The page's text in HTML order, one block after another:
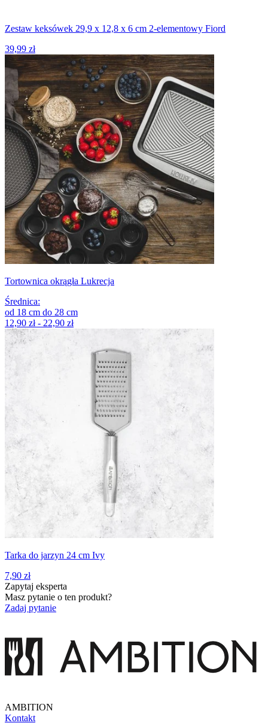
Zestaw keksówek 29,9 x 12,8 x 6 cm 2-elementowy Fiord
39,99 zł
Tortownica okrągła Lukrecja
Średnica:
od 18 cm do 28 cm
12,90 zł - 22,90 zł
Tarka do jarzyn 24 cm Ivy
7,90 zł
Zapytaj eksperta
Masz pytanie o ten produkt?
Zadaj pytanie
AMBITION
Kontakt